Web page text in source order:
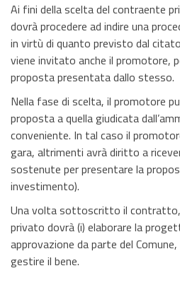
Ai fini della scelta del contraente
dovrà procedere ad indire una
in virtù di quanto previsto dal
viene invitato anche il promotore,
proposta presentata dallo stesso.
Nella fase di scelta, il promotore
proposta a quella giudicata
conveniente. In tal caso il
gara, altrimenti avrà diritto a
sostenute per presentare la
investimento).
Una volta sottoscritto il contratto,
privato dovrà (i) elaborare la
approvazione da parte del
gestire il bene.